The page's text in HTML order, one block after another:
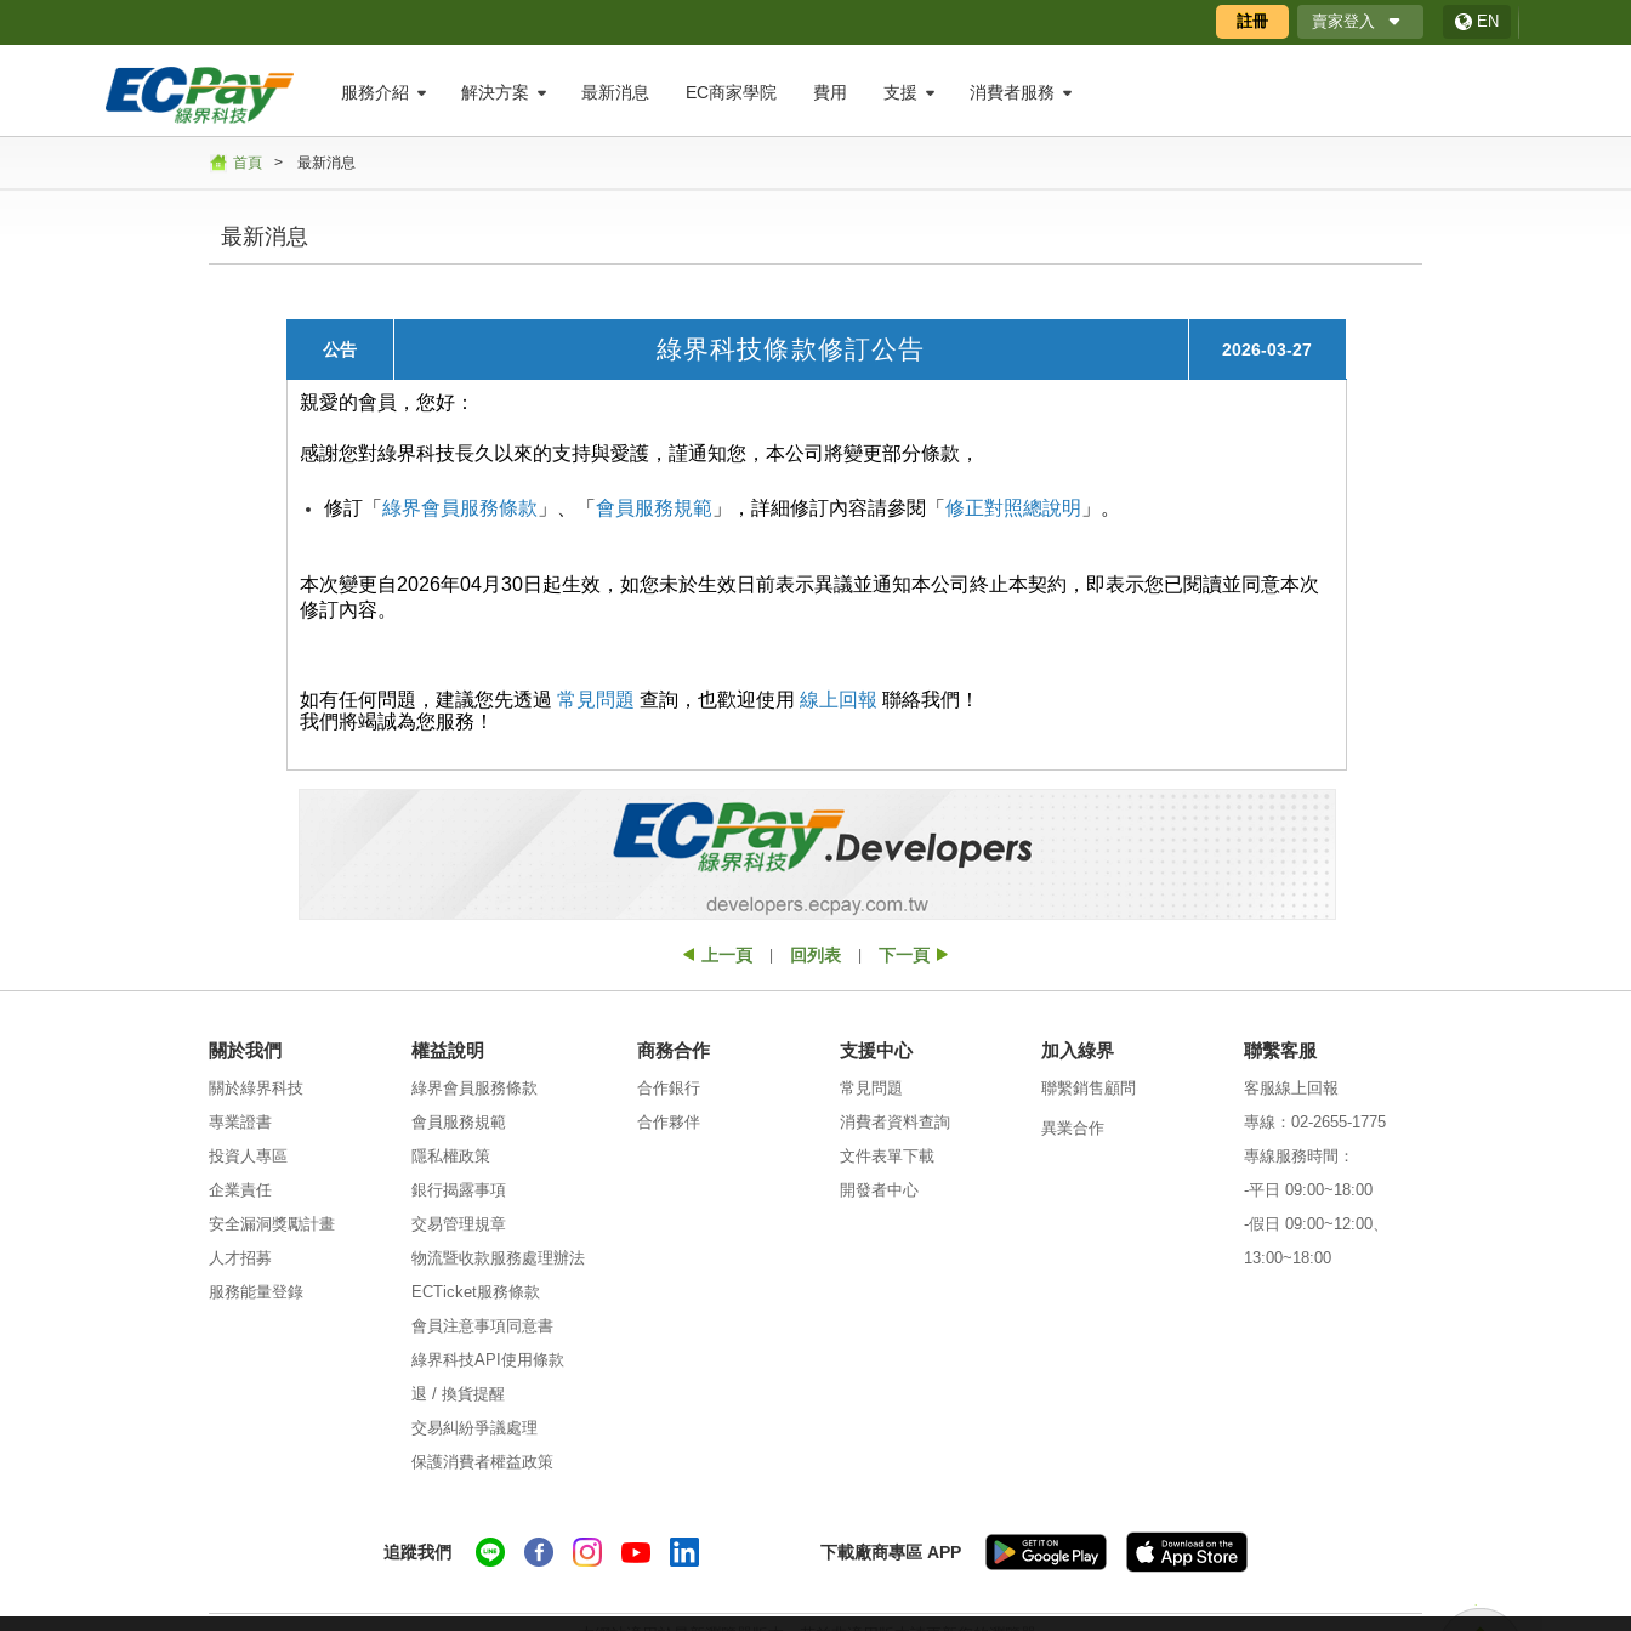
註冊 賣家登入 EN
服務介紹 解決方案 最新消息 EC商家學院 費用 支援 消費者服務
首頁 > 最新消息
最新消息
公告 綠界科技條款修訂公告 2026-03-27
親愛的會員，您好：
感謝您對綠界科技長久以來的支持與愛護，謹通知您，本公司將變更部分條款，
修訂「 綠界會員服務條款 」、「 會員服務規範 」，詳細修訂內容請參閱「 修正對照總說明 」。
本次變更自2026年04月30日起生效， 如您未於生效日前表示異議並通知本公司終止本契約，即表示您已閱讀並同意本次
修訂內容。
如有任何問題，建議您先透過 常見問題 查詢，也歡迎使用 線上回報 聯絡我們！
我們將竭誠為您服務！
上一頁 回列表 下一頁
關於我們
關於綠界科技
專業證書
投資人專區
企業責任
安全漏洞獎勵計畫
人才招募
服務能量登錄
權益說明
綠界會員服務條款
會員服務規範
隱私權政策
銀行揭露事項
交易管理規章
物流暨收款服務處理辦法
ECTicket服務條款
會員注意事項同意書
綠界科技API使用條款
退 / 換貨提醒
交易糾紛爭議處理
保護消費者權益政策
商務合作
合作銀行
合作夥伴
支援中心
常見問題
消費者資料查詢
文件表單下載
開發者中心
加入綠界
聯繫銷售顧問
異業合作
聯繫客服
客服線上回報
專線：02-2655-1775
專線服務時間：
-平日 09:00~18:00
-假日 09:00~12:00、
13:00~18:00
追蹤我們 下載廠商專區 APP